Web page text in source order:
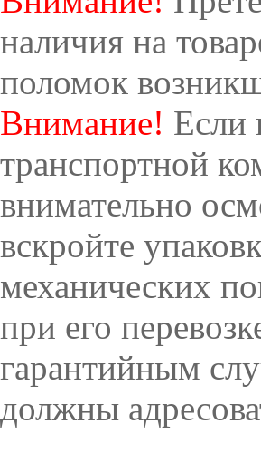
наличия на
поломок
Внимание! Если
транспортной
внимательно
вскройте
механических
при его
гарантийным
должны